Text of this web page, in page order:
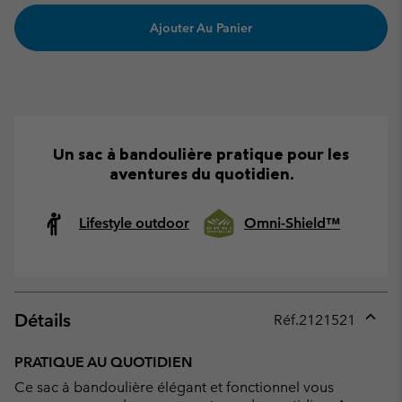
Ajouter Au Panier
Un sac à bandoulière pratique pour les
aventures du quotidien.
Lifestyle outdoor Omni-Shield™
Détails Réf.2121521
PRATIQUE AU QUOTIDIEN
Ce sac à bandoulière élégant et fonctionnel vous